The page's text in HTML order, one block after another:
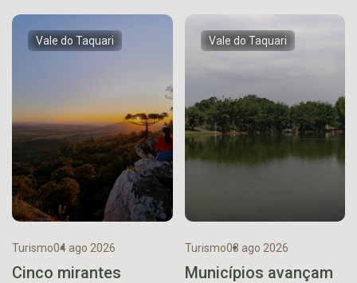
Rio Grande do Sul
Vale do Taquari
Turismo04 ago 2026
Cinco mirantes
Vale do Taquari
Turismo03 ago 2026
Municípios avançam